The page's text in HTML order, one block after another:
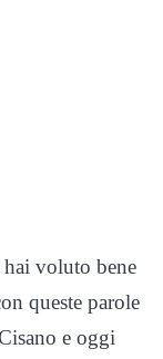
voluto bene
queste parole
e oggi